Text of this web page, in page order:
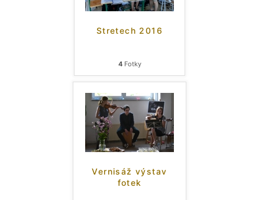
Stretech 2016
4Fotky
Vernisáž výstav
fotek